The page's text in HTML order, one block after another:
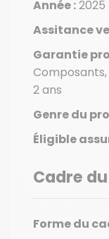
Année :2025
Assitance
Garantie
2 ans
Genre du
Éligible
Cadre
Forme du